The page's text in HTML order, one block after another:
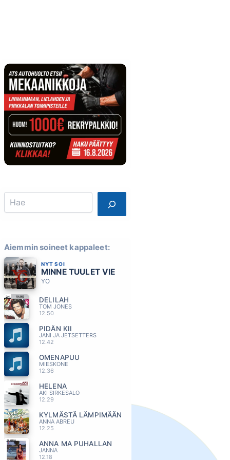
Search
Aiemmin soineet kappaleet:
NYT SOI
MINNE TUULET VIE
YÖ
DELILAH
TOM JONES
12.50
PIDÄN KII
JANI JA JETSETTERS
12.42
OMENAPUU
MIESKONE
12.36
HELENA
AKI SIRKESALO
12.29
KYLMÄSTÄ LÄMPIMÄÄN
ANNA ABREU
12.25
ANNA MA PUHALLAN
JANNA
12.18